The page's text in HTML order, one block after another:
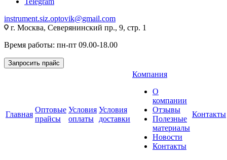
instrument.siz.optovik@gmail.com
г. Москва, Северянинский пр., 9, стр. 1
Время работы: пн-пт 09.00-18.00
Запросить прайс
Главная
Оптовые
прайсы
Условия
оплаты
Условия
доставки
Компания
О
компании
Отзывы
Полезные
материалы
Новости
Контакты
Контакты